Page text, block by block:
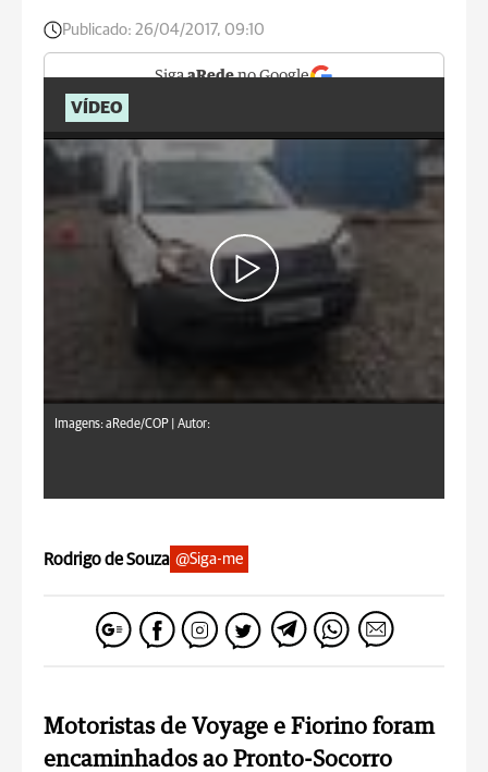
Publicado: 26/04/2017, 09:10
SigaaRedeno Google
VÍDEO
Imagens: aRede/COP | Autor:
Rodrigo de Souza @Siga-me
Motoristas de Voyage e Fiorino foram
encaminhados ao Pronto-Socorro